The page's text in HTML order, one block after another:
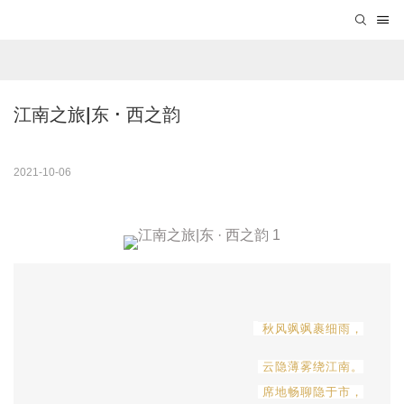
江南之旅|东 · 西之韵
2021-10-06
秋风飒飒裹细雨，
云隐薄雾绕江南。
席地畅聊隐于市，